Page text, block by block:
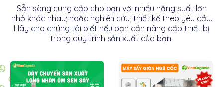
Sẵn sàng cung cấp cho bạn với nhiều năng suất lớn
nhỏ khác nhau; hoặc nghiên cứu, thiết kế theo yêu cầu.
Hãy cho chúng tôi biết nếu bạn cần nâng cấp thiết bị
trong quy trình sản xuất của bạn.